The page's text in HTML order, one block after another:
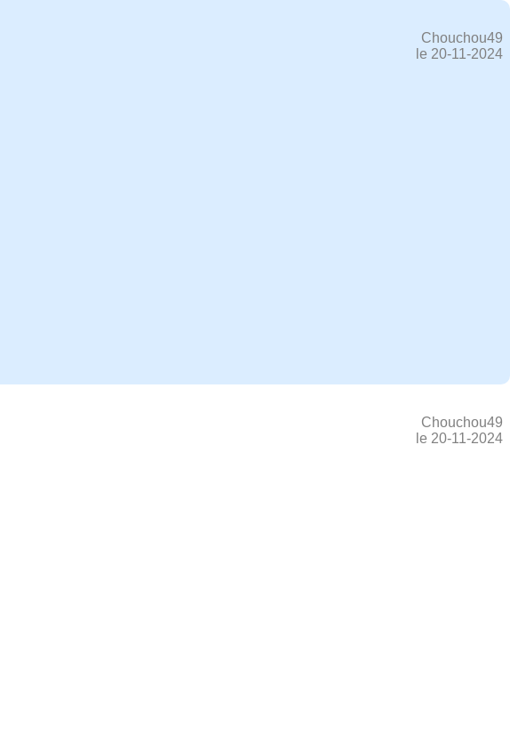
Chouchou49
le 20-11-2024
Chouchou49
le 20-11-2024